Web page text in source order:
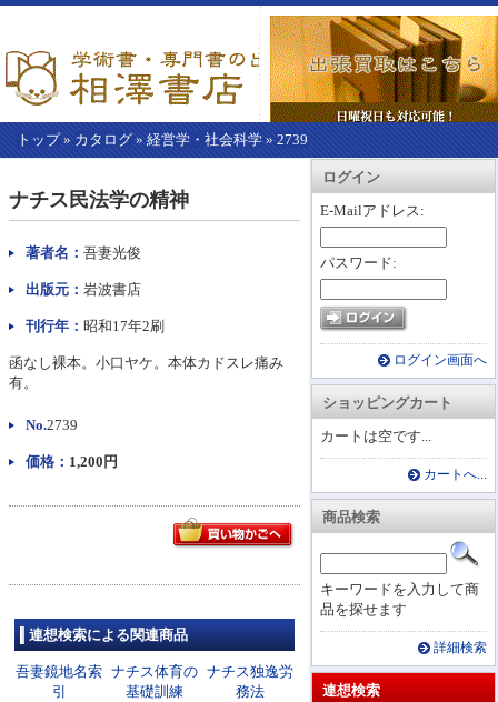
トップ» カタログ » 経営学・社会科学 » 2739
カートを見る
ログイン
E-Mailアドレス:
パスワード:
ログイン画面へ
ショッピングカート
カートは空です...
カートへ...
商品検索
キーワードを入力して商
品を探せます
詳細検索
連想検索
こ
か
本
ナチス民法学の精神
著者名： 吾妻光俊
出版元： 岩波書店
刊行年： 昭和17年2刷
函なし裸本。小口ヤケ。本体カドスレ痛み
有。
No.2739
価格： 1,200円
連想検索による関連商品
吾妻鏡地名索
引
ナチス体育の
基礎訓練
ナチス独逸労
務法